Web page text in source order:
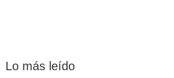
Lo más leído